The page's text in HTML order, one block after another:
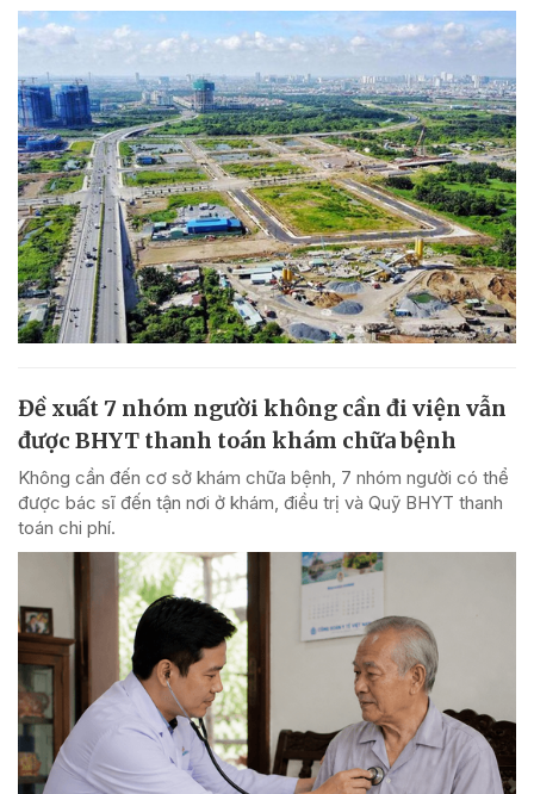
Đề xuất 7 nhóm người không cần đi viện vẫn
được BHYT thanh toán khám chữa bệnh
Không cần đến cơ sở khám chữa bệnh, 7 nhóm người có thể
được bác sĩ đến tận nơi ở khám, điều trị và Quỹ BHYT thanh
toán chi phí.